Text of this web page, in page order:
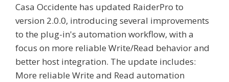
Casa Occidente has updated RaiderPro to
version 2.0.0, introducing several improvements
to the plug-in's automation workflow, with a
focus on more reliable Write/Read behavior and
better host integration. The update includes:
More reliable Write and Read automation